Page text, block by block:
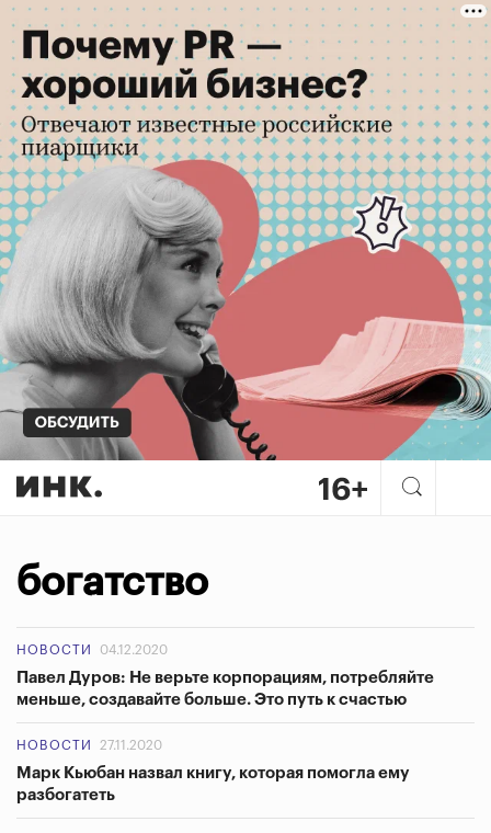
богатство
НОВОСТИ 04.12.2020
Павел Дуров: Не верьте корпорациям, потребляйте
меньше, создавайте больше. Это путь к счастью
НОВОСТИ 27.11.2020
Марк Кьюбан назвал книгу, которая помогла ему
разбогатеть